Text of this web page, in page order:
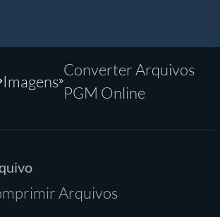
Imagens
Converter Arquivos
PGM Online
Arquivos